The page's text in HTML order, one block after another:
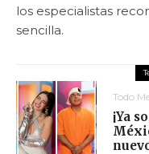
los especialistas
sencilla.
Todo
¡Ya